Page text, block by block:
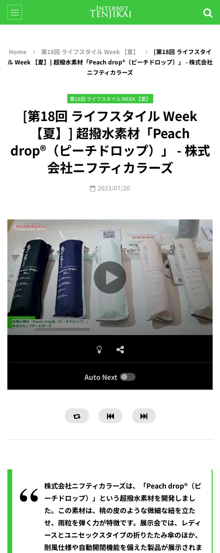
Home 第18回 ライフスタイル Week 【夏】
[第18回 ライフスタイ
ル Week 【夏】] 超撥水素材「Peach drop®︎（ピーチドロップ）」 - 株式会社
ニフティカラーズ
第18回 ライフスタイル WEEK 【夏】
[第18回 ライフスタイル Week
【夏】] 超撥水素材「Peach
drop®︎（ピーチドロップ）」 - 株式
会社ニフティカラーズ
2023/07/20
Auto Next
株式会社ニフティカラーズは、「Peach drop®（ピ
ーチドロップ）」という超撥水素材を開発しまし
た。この素材は、桃の皮のような微細な紐を立た
せ、雨粒を弾く力が特徴です。展示会では、レディ
ースとユニセックスタイプの折りたたみ傘のほか、
耐風仕様や自動開閉機能を備えた製品が展示されま